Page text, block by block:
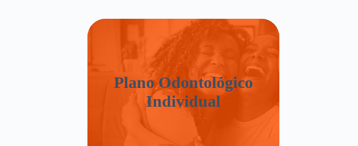
Plano Odontológico
Individual